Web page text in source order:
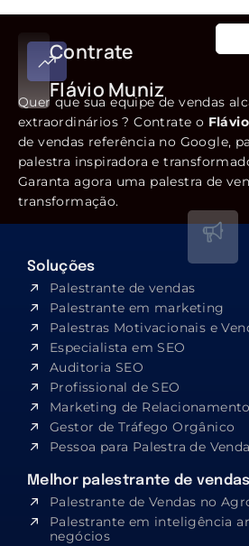
Contrate
Flávio Muniz
Quer que sua equipe de vendas
extraordinários ? Contrate o
de vendas referência no Google,
palestra inspiradora e
Garanta agora uma palestra de
transformação.
Soluções
Palestrante de vendas
Palestrante em marketing
Palestras Motivacionais e
Especialista em SEO​
Auditoria SEO
Profissional de SEO
Marketing de Relacionamento
Gestor de Tráfego Orgânico
Pessoa para Palestra de
Melhor palestrante de vendas
Palestrante de Vendas no
Palestrante em inteligência
negócios